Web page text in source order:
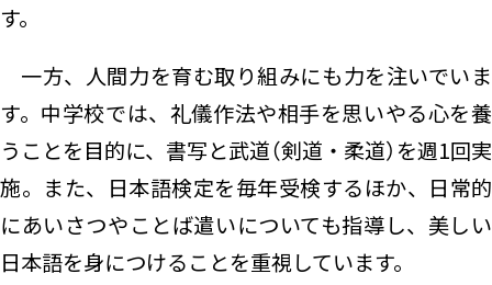
す。
一方、人間力を育む取り組みにも力を注いでいま
す。中学校では、礼儀作法や相手を思いやる心を養
うことを目的に、書写と武道（剣道・柔道）を週1回実
施。また、日本語検定を毎年受検するほか、日常的
にあいさつやことば遣いについても指導し、美しい
日本語を身につけることを重視しています。